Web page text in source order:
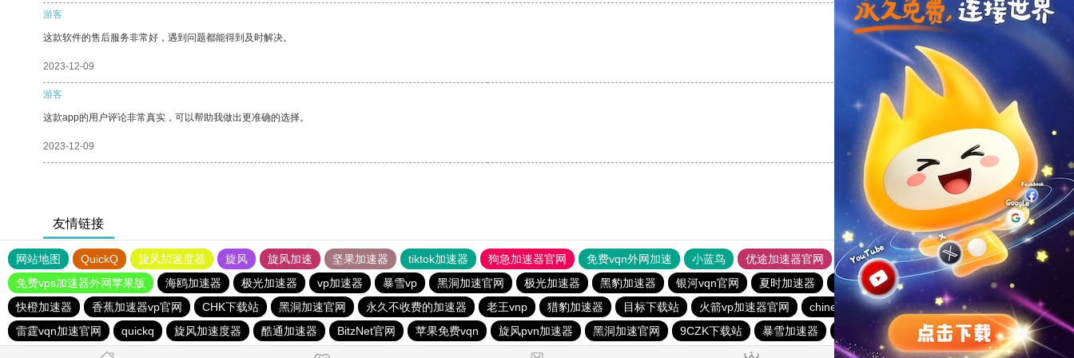
游客
这款软件的售后服务非常好，遇到问题都能得到及时解决。
2023-12-09 支持
游客
这款app的用户评论非常真实，可以帮助我做出更准确的选择。
2023-12-09 支持 反对 [0]
友情链接
网站地图 QuickQ 旋风加速度器 旋风 旋风加速 坚果加速器 tiktok加速器 狗急加速器官网 免费vqn外网加速 小蓝鸟 优途加速器官网 风驰加速器 旋风加速器
八戒看书
免费vps加速器外网苹果版
海鸥加速器 极光加速器 vp加速器 暴雪vp 黑洞加速官网 极光加速器 黑豹加速器 银河vqn官网 夏时加速器 雷霆每天免费2小时
旋风加速度器
快橙加速器
香蕉加速器vp官网 CHK下载站 黑洞加速官网 永久不收费的加速器 老王vnp 猎豹加速器 目标下载站 火箭vp加速器官网 chinese-vpn
旋风vqn官网
雷霆vqn加速官网
quickq 旋风加速度器 酷通加速器 BitzNet官网 苹果免费vqn 旋风pvn加速器 黑洞加速官网 9CZK下载站 暴雪加速器 ins加速器 闪电猫加速器